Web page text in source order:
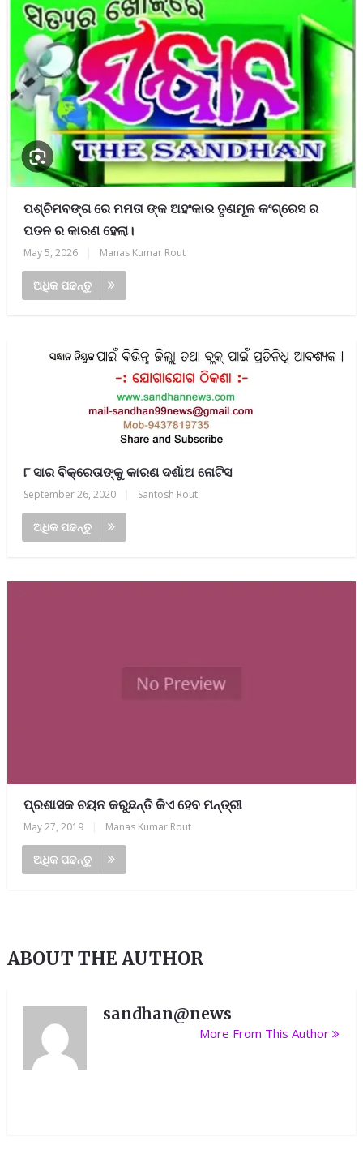
ପଶ୍ଚିମବଙ୍ଗ ରେ ମମତା ଙ୍କ ଅହଂକାର ତୃଣମୂଳ କଂଗ୍ରେସ ର
ପତନ ର କାରଣ ହେଲା।
May 5, 2026 Manas Kumar Rout
ଅଧିକ ପଢନ୍ତୁ
୮ ସାର ବିକ୍ରେତାଙ୍କୁ କାରଣ ଦର୍ଶାଅ ନୋଟିସ
September 26, 2020 Santosh Rout
ଅଧିକ ପଢନ୍ତୁ
ପ୍ରଶାସକ ଚୟନ କରୁଛନ୍ତି କିଏ ହେବ ମନ୍ତ୍ରୀ
May 27, 2019 Manas Kumar Rout
ଅଧିକ ପଢନ୍ତୁ
ABOUT THE AUTHOR
sandhan@news
More From This Author